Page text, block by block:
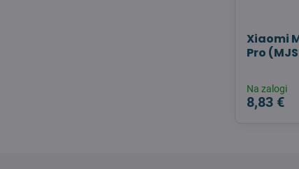
Xiaomi
Pro
Na zalogi
8,83 €